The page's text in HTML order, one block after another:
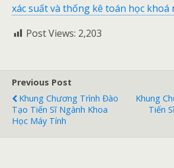
xác suất và thống kê toán học khoá
Post Views: 2,203
Previous Post
Khung Chương Trình Đào
Tạo Tiến Sĩ Ngành Khoa
Học Máy Tính
Khung
Tiến